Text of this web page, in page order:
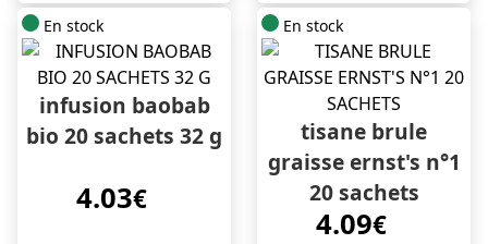
En stock
infusion baobab
bio 20 sachets 32 g
4.03€
En stock
tisane brule
graisse ernst's n°1
20 sachets
4.09€